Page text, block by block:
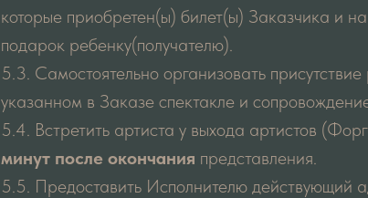
которые приобретен(ы) билет(ы) Заказчика и
подарок ребенку(получателю).
5.3. Самостоятельно организовать
указанном в Заказе спектакле и
5.4. Встретить артиста у выхода артистов
минут после окончания представления.
5.5. Предоставить Исполнителю действующий